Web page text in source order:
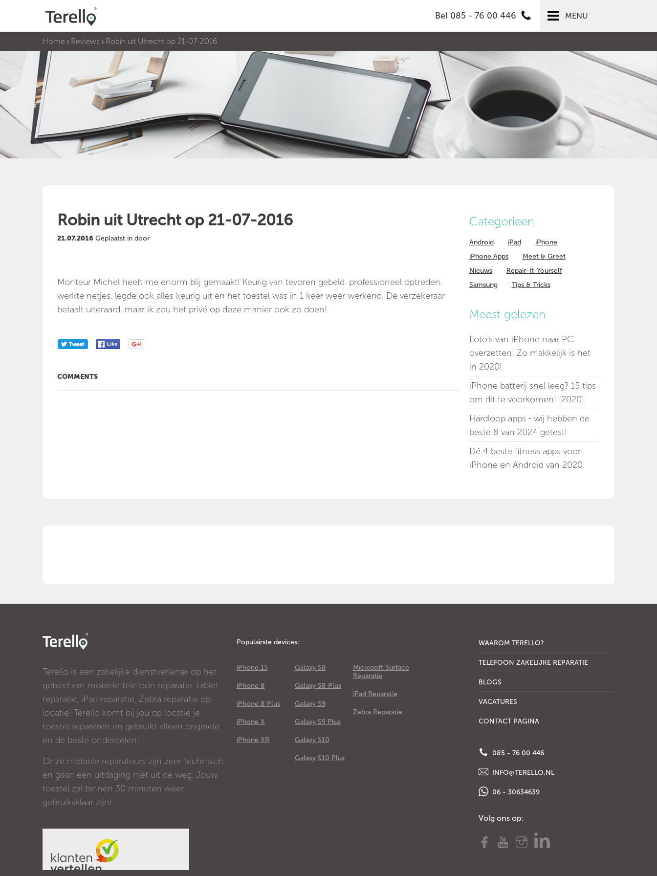
Bel 085 - 76 00 446 MENU
Home Reviews Robin uit Utrecht op 21-07-2016
Robin uit Utrecht op 21-07-2016
21.07.2016 Geplaatst in door
Monteur Michel heeft me enorm blij gemaakt! Keurig van tevoren gebeld. professioneel optreden.
werkte netjes. legde ook alles keurig uit en het toestel was in 1 keer weer werkend. De verzekeraar
betaalt uiteraard. maar ik zou het privé op deze manier ook zo doen!
COMMENTS
Categorieen
Android iPad
iPhone
iPhone Apps
Meet & Greet
Nieuws
Repair-It-Yourself
Samsung
Tips & Tricks
Meest gelezen
Foto's van iPhone naar PC
overzetten: Zo makkelijk is het
in 2020!
iPhone batterij snel leeg? 15 tips
om dit te voorkomen! [2020]
Hardloop apps - wij hebben de
beste 8 van 2024 getest!
Dé 4 beste fitness apps voor
iPhone en Android van 2020
Terello is een zakelijke dienstverlener op het
gebied van mobiele telefoon reparatie, tablet
reparatie, iPad reparatie, Zebra reparatie op
locatie! Terello komt bij jou op locatie je
toestel repareren en gebruikt alleen originele
en de beste onderdelen!
Onze mobiele reparateurs zijn zeer technisch
en gaan een uitdaging niet uit de weg. Jouw
toestel zal binnen 30 minuten weer
gebruiksklaar zijn!
Populairste devices:
iPhone 15
iPhone 8
iPhone 8 Plus
iPhone X
iPhone XR
Galaxy S8
Galaxy S8 Plus
Galaxy S9
Galaxy S9 Plus
Galaxy S10
Galaxy S10 Plus
Microsoft Surface
Reparatie
iPad Reparatie
Zebra Reparatie
WAAROM TERELLO?
TELEFOON ZAKELIJKE REPARATIE
BLOGS
VACATURES
CONTACT PAGINA
085 - 76 00 446
INFO@TERELLO.NL
06 - 30634639
Volg ons op: